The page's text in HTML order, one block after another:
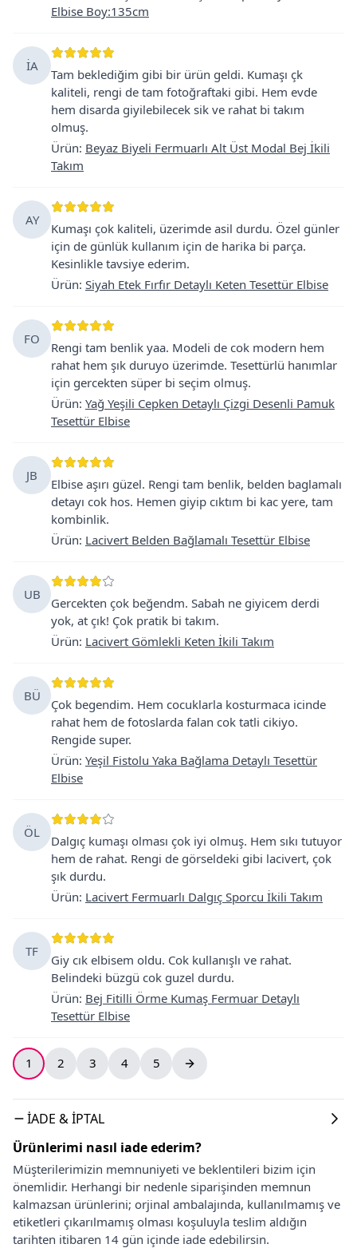
Elbise Boy:135cm
İA
Tam beklediğim gibi bir ürün geldi. Kumaşı çk
kaliteli, rengi de tam fotoğraftaki gibi. Hem evde
hem disarda giyilebilecek sik ve rahat bi takım
olmuş.
Ürün: Beyaz Biyeli Fermuarlı Alt Üst Modal Bej İkili
Takım
AY
Kumaşı çok kaliteli, üzerimde asil durdu. Özel günler
için de günlük kullanım için de harika bi parça.
Kesinlikle tavsiye ederim.
Ürün: Siyah Etek Fırfır Detaylı Keten Tesettür Elbise
FO
Rengi tam benlik yaa. Modeli de cok modern hem
rahat hem şık duruyo üzerimde. Tesettürlü hanımlar
için gercekten süper bi seçim olmuş.
Ürün: Yağ Yeşili Cepken Detaylı Çizgi Desenli Pamuk
Tesettür Elbise
JB
Elbise aşırı güzel. Rengi tam benlik, belden baglamalı
detayı cok hos. Hemen giyip cıktım bi kac yere, tam
kombinlik.
Ürün: Lacivert Belden Bağlamalı Tesettür Elbise
UB
Gercekten çok beğendm. Sabah ne giyicem derdi
yok, at çık! Çok pratik bi takım.
Ürün: Lacivert Gömlekli Keten İkili Takım
BÜ
Çok begendim. Hem cocuklarla kosturmaca icinde
rahat hem de fotoslarda falan cok tatli cikiyo.
Rengide super.
Ürün: Yeşil Fistolu Yaka Bağlama Detaylı Tesettür
Elbise
ÖL
Dalgıç kumaşı olması çok iyi olmuş. Hem sıkı tutuyor
hem de rahat. Rengi de görseldeki gibi lacivert, çok
şık durdu.
Ürün: Lacivert Fermuarlı Dalgıç Sporcu İkili Takım
TF
Giy cık elbisem oldu. Cok kullanışlı ve rahat.
Belindeki büzgü cok guzel durdu.
Ürün: Bej Fitilli Örme Kumaş Fermuar Detaylı
Tesettür Elbise
1 2 3 4 5
İADE & İPTAL
Ürünlerimi nasıl iade ederim?
Müşterilerimizin memnuniyeti ve beklentileri bizim için
önemlidir. Herhangi bir nedenle siparişinden memnun
kalmazsan ürünlerini; orjinal ambalajında, kullanılmamış ve
etiketleri çıkarılmamış olması koşuluyla teslim aldığın
tarihten itibaren 14 gün içinde iade edebilirsin.